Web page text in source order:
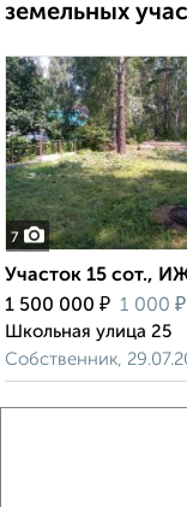
земельных
7
Участок 15 сот.,
1 500 000 ₽ 1 000 ₽
Школьная улица 25
Собственник,